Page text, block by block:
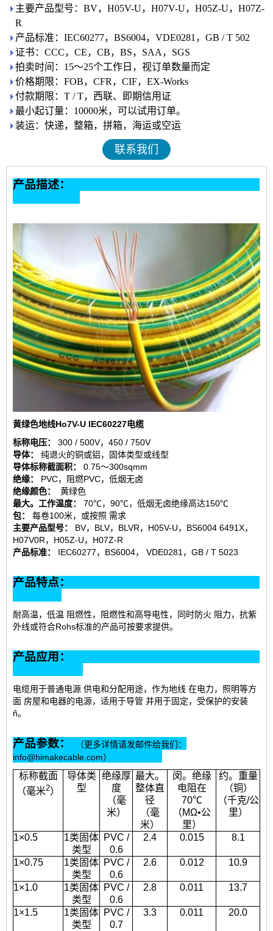
主要产品型号：BV，H05V-U，H07V-U，H05Z-U，H07Z-
R
产品标准：IEC60277，BS6004，VDE0281，GB / T 502
证书：CCC，CE，CB，BS，SAA，SGS
拍卖时间：15〜25个工作日，视订单数量而定
价格期限：FOB，CFR，CIF，EX-Works
付款期限：T / T，西联、即期信用证
最小起订量：10000米，可以试用订单。
装运：快递，整箱，拼箱，海运或空运
联系我们
产品描述：
黄绿色地线Ho7V-U IEC60227电缆
标称电压：
300 / 500V，450 / 750V
导体： 纯退火的铜或铝，固体类型或线型
导体标称截面积： 0.75〜300sqmm
绝缘：
PVC，阻燃PVC，低烟无卤
绝缘颜色：
黄绿色
最大。工作温度：
70℃，90℃，低烟无卤绝缘高达150℃
包：
每卷100米，或按照 需求
主要产品型号： BV，BLV，BLVR，H05V-U，BS6004 6491X，
H07V0R，H05Z-U，H07Z-R
产品标准：
IEC60277，BS6004， VDE0281，GB / T 5023
产品特点：
耐高温，低温 阻燃性，阻燃性和高导电性，同时防火 阻力，抗紫
外线或符合Rohs标准的产品可按要求提供。
产品应用：
电缆用于普通电源 供电和分配用途，作为地线 在电力，照明等方
面 房屋和电器的电源，适用于导管 并用于固定，受保护的安装
ñ。
产品参数：
（更多详情请发邮件给我们：
info@himakecable.com）
标称截面
（毫米2）
导体类
型
绝缘厚
度
（毫
米）
最大。
整体直
径
（毫
米）
闵。绝缘
电阻在
70℃
（MΩ•公
里）
约。重量
（铜）
（千克/公
里）
1×0.5
1类固体
类型
PVC /
0.6
2.4 0.015 8.1
1×0.75
1类固体
类型
PVC /
0.6
2.6 0.012 10.9
1×1.0
1类固体
类型
PVC /
0.6
2.8 0.011 13.7
1×1.5
1类固体
类型
PVC /
0.7
3.3 0.011 20.0